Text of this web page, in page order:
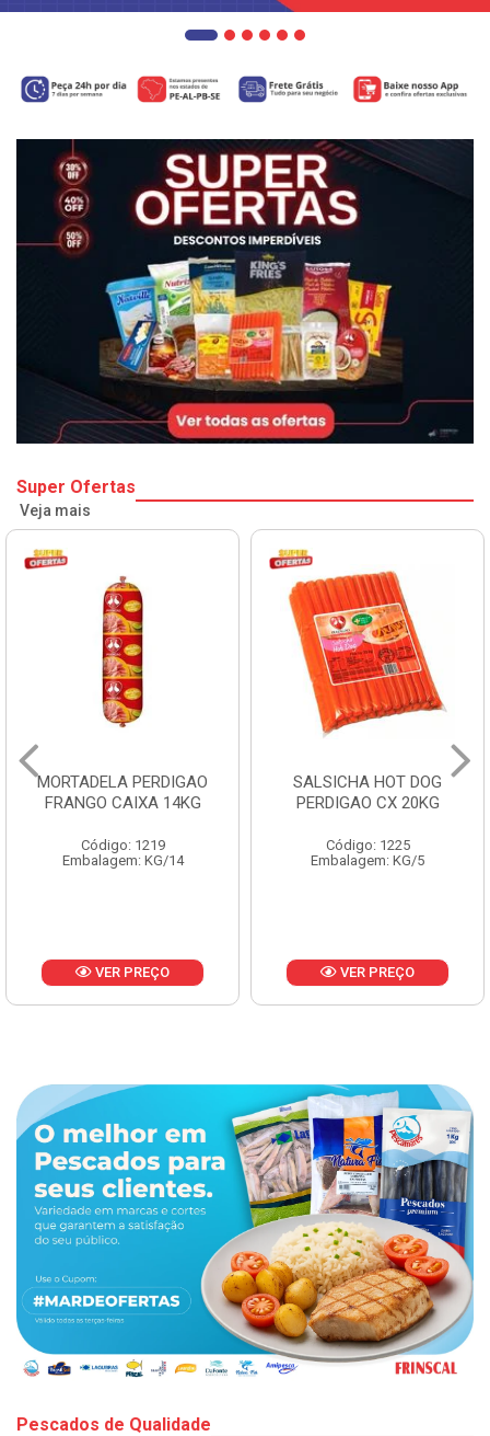
Super Ofertas
Veja mais
MORTADELA PERDIGAO
FRANGO CAIXA 14KG
Código: 1219
Embalagem: KG/14
VER PREÇO
SALSICHA HOT DOG
PERDIGAO CX 20KG
Código: 1225
Embalagem: KG/5
VER PREÇO
Pescados de Qualidade